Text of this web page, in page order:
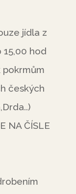
jídla z
15,00 hod
pokrmům
českých
NA ČÍSLE